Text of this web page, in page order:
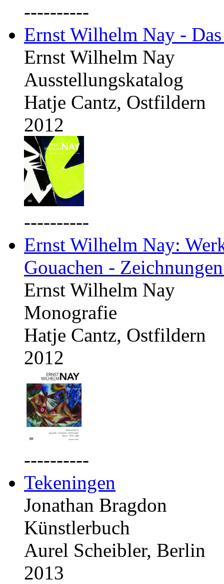
----------
Ernst Wilhelm Nay -
Ernst Wilhelm Nay
Ausstellungskatalog
Hatje Cantz, Ostfildern
2012
----------
Ernst Wilhelm Nay:
Gouachen -
Ernst Wilhelm Nay
Monografie
Hatje Cantz, Ostfildern
2012
----------
Tekeningen
Jonathan Bragdon
Künstlerbuch
Aurel Scheibler, Berlin
2013